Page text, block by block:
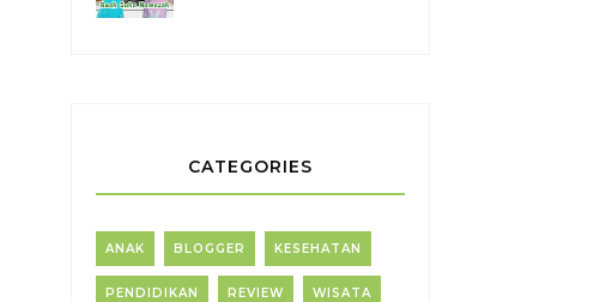
CATEGORIES
ANAK BLOGGER KESEHATAN
PENDIDIKAN REVIEW WISATA